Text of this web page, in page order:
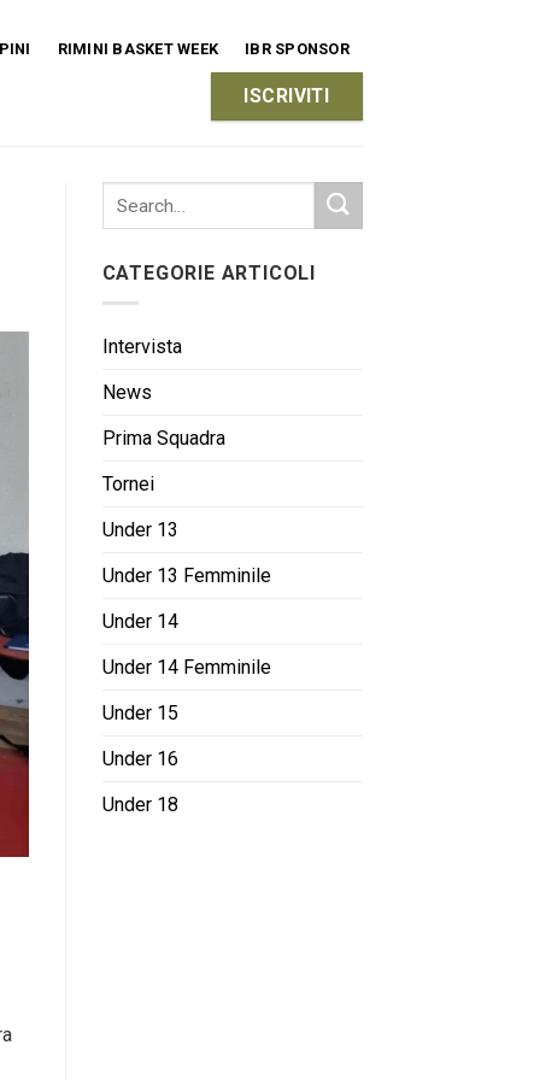
RIMINI BASKET WEEK IBR SPONSOR
ISCRIVITI
CATEGORIE ARTICOLI
Intervista
News
Prima Squadra
Tornei
Under 13
Under 13 Femminile
Under 14
Under 14 Femminile
Under 15
Under 16
Under 18